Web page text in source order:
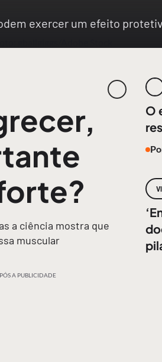
exercer um efeito
a ciência mostra que
muscular
O
A PUBLICIDADE